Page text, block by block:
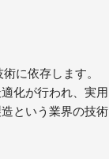
に依存します。
化が行われ、実用
という業界の技術